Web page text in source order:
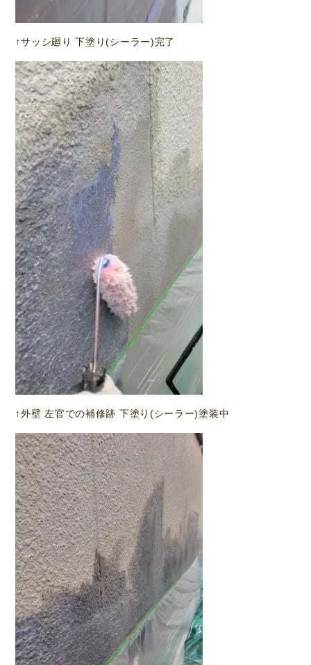
↑サッシ廻り 下塗り(シーラー)完了
↑外壁 左官での補修跡 下塗り(シーラー)塗装中